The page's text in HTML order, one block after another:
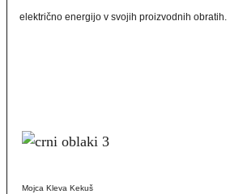
električno energijo v svojih proizvodnih obratih.
Mojca Kleva Kekuš